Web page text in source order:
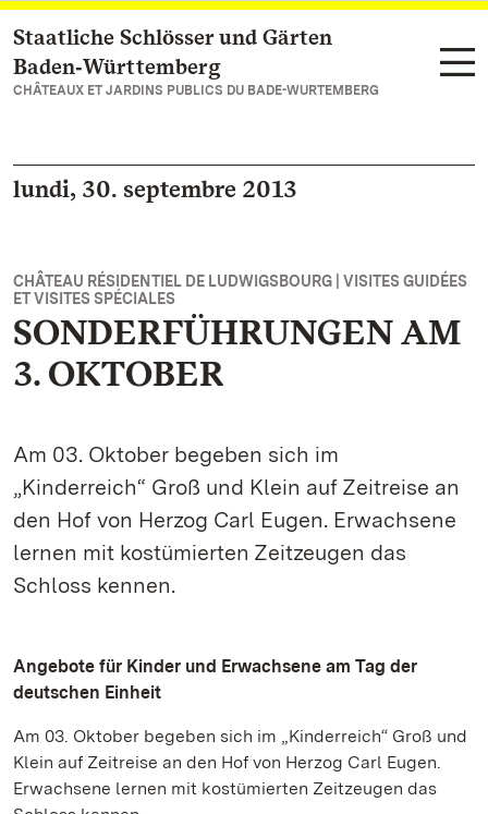
Vers la page d’accueil
Staatliche Schlösser und Gärten
Baden‑Württemberg
CHÂTEAUX ET JARDINS PUBLICS DU BADE-WURTEMBERG
lundi, 30. septembre 2013
CHÂTEAU RÉSIDENTIEL DE LUDWIGSBOURG | VISITES GUIDÉES
ET VISITES SPÉCIALES
SONDERFÜHRUNGEN AM
3. OKTOBER
Am 03. Oktober begeben sich im
„Kinderreich“ Groß und Klein auf Zeitreise an
den Hof von Herzog Carl Eugen. Erwachsene
lernen mit kostümierten Zeitzeugen das
Schloss kennen.
Angebote für Kinder und Erwachsene am Tag der
deutschen Einheit
Am 03. Oktober begeben sich im „Kinderreich“ Groß und
Klein auf Zeitreise an den Hof von Herzog Carl Eugen.
Erwachsene lernen mit kostümierten Zeitzeugen das